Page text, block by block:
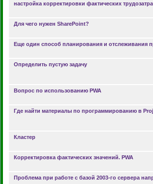
настройка корректировки фактических
Для чего нужен SharePoint?
Еще один способ планирования и отслеживания
Определить пустую задачу
Вопрос по использованию PWA
Где найти материалы по программированию в
Кластер
Корректировка фактических значений. PWA
Проблема при работе с базой 2003-го сервера